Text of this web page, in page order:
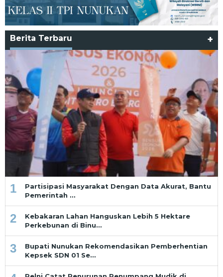
Berita Terbaru +
1
Partisipasi Masyarakat Dengan Data Akurat, Bantu
Pemerintah …
2
Kebakaran Lahan Hanguskan Lebih 5 Hektare
Perkebunan di Binu…
3
Bupati Nunukan Rekomendasikan Pemberhentian
Kepsek SDN 01 Se…